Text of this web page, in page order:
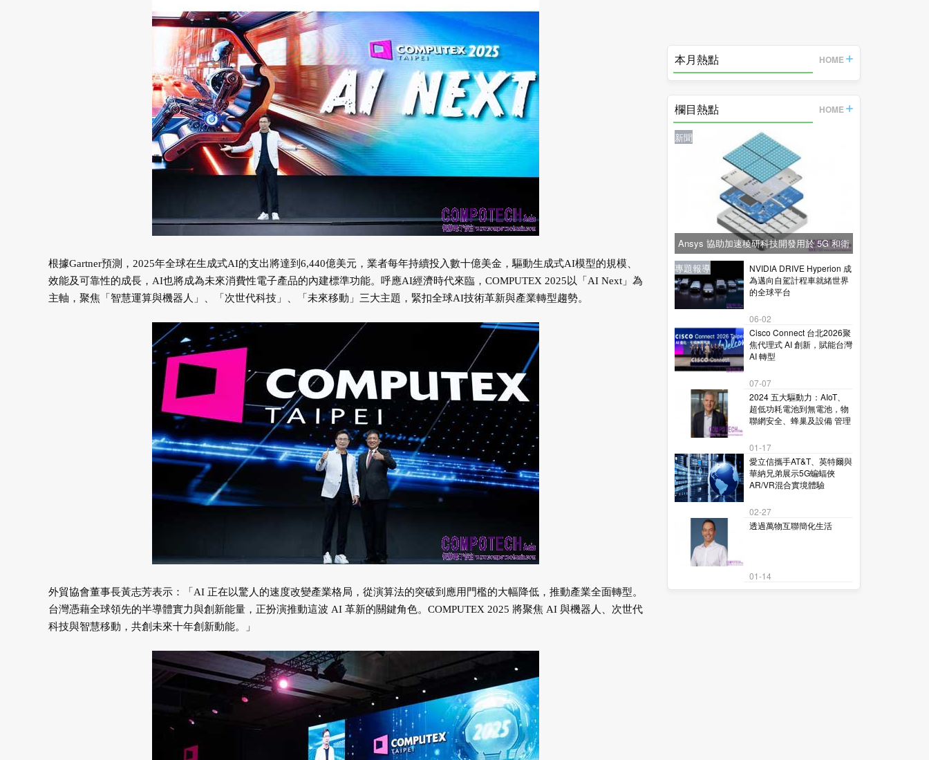
根據Gartner預測，2025年全球在生成式AI的支出將達到6,440億美元，業者每年持續投入數十億美金，驅動生成式AI模型的規模、
效能及可靠性的成長，AI也將成為未來消費性電子產品的內建標準功能。呼應AI經濟時代來臨，COMPUTEX 2025以「AI Next」為
主軸，聚焦「智慧運算與機器人」、「次世代科技」、「未來移動」三大主題，緊扣全球AI技術革新與產業轉型趨勢。
外貿協會董事長黃志芳表示：「AI 正在以驚人的速度改變產業格局，從演算法的突破到應用門檻的大幅降低，推動產業全面轉型。
台灣憑藉全球領先的半導體實力與創新能量，正扮演推動這波 AI 革新的關鍵角色。COMPUTEX 2025 將聚焦 AI 與機器人、次世代
科技與智慧移動，共創未來十年創新動能。」
本月熱點 HOME
欄目熱點 HOME
新聞
Ansys 協助加速稜研科技開發用於 5G 和衛
星通訊的下一代毫米波技術
新聞
NVIDIA DRIVE Hyperion 成
為邁向自駕計程車就緒世界
的全球平台
06-02
新聞
Cisco Connect 台北2026聚
焦代理式 AI 創新，賦能台灣
AI 轉型
07-07
專題報導
2024 五大驅動力：AIoT、
超低功耗電池到無電池，物
聯網安全、蜂巢及設備 管理
01-17
新聞
愛立信攜手AT&T、英特爾與
華納兄弟展示5G蝙蝠俠
AR/VR混合實境體驗
02-27
專題報導
透過萬物互聯簡化生活
01-14